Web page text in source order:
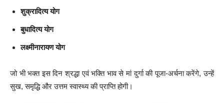
शुक्रादित्य योग
बुधादित्य योग
लक्ष्मीनारायण योग
जो भी भक्त इस दिन श्रद्धा एवं भक्ति भाव से मां दुर्गा की पूजा-अर्चना करेंगे, उन्हें
सुख, समृद्धि और उत्तम स्वास्थ्य की प्राप्ति होगी।